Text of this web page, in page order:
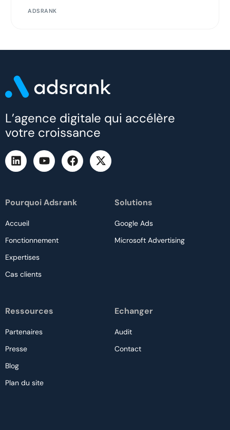
ADSRANK
L’agence digitale qui accélère
votre croissance
Pourquoi Adsrank
Accueil
Fonctionnement
Expertises
Cas clients
Solutions
Google Ads
Microsoft Advertising
Ressources
Partenaires
Presse
Blog
Plan du site
Echanger
Audit
Contact